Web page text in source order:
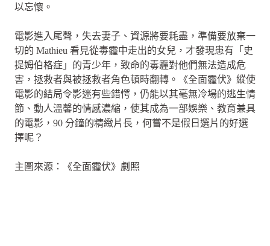
以忘懷。
電影進入尾聲，失去妻子、資源將要耗盡，準備要放棄一
切的 Mathieu 看見從毒霾中走出的女兒，才發現患有「史
提姆伯格症」的青少年，致命的毒霾對他們無法造成危
害，拯救者與被拯救者角色頓時翻轉。《全面霾伏》縱使
電影的結局令影迷有些錯愕，仍能以其毫無冷場的逃生情
節、動人溫馨的情感濃縮，使其成為一部娛樂、教育兼具
的電影，90 分鐘的精緻片長，何嘗不是假日選片的好選
擇呢？
主圖來源：《全面霾伏》劇照